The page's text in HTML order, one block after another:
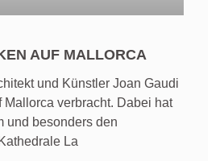
AUF MALLORCA
und Künstler Joan Gaudi
Mallorca verbracht. Dabei hat
und besonders den
La